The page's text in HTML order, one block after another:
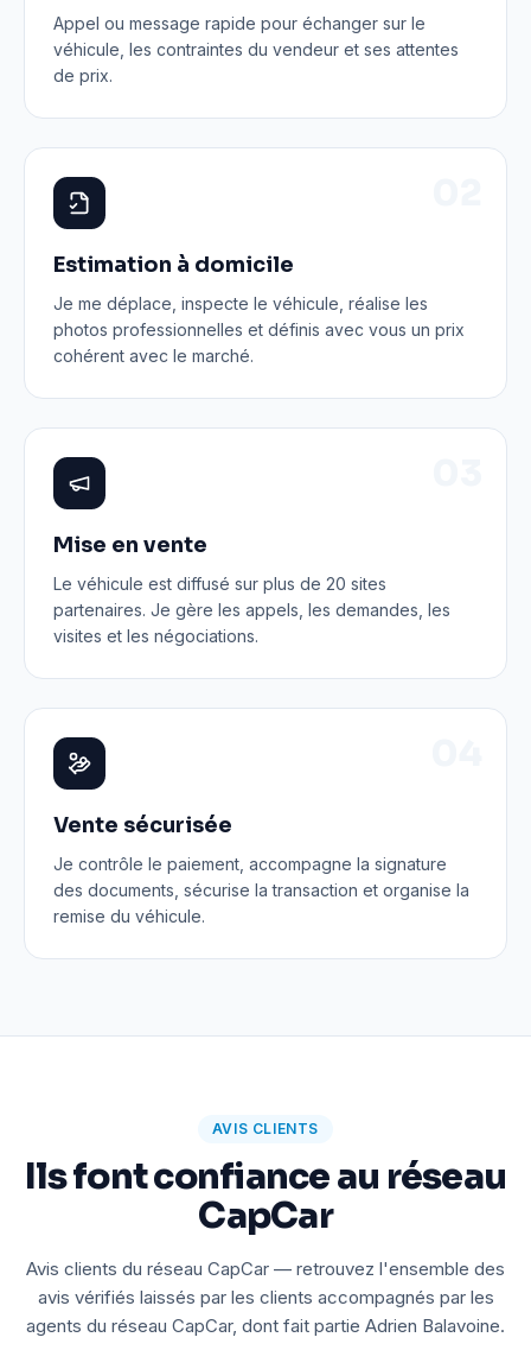
Appel ou message rapide pour échanger sur le
véhicule, les contraintes du vendeur et ses attentes
de prix.
Estimation à domicile
Je me déplace, inspecte le véhicule, réalise les
photos professionnelles et définis avec vous un prix
cohérent avec le marché.
Mise en vente
Le véhicule est diffusé sur plus de 20 sites
partenaires. Je gère les appels, les demandes, les
visites et les négociations.
Vente sécurisée
Je contrôle le paiement, accompagne la signature
des documents, sécurise la transaction et organise la
remise du véhicule.
AVIS CLIENTS
Ils font confiance au réseau
CapCar
Avis clients du réseau CapCar — retrouvez l'ensemble des
avis vérifiés laissés par les clients accompagnés par les
agents du réseau CapCar, dont fait partie Adrien Balavoine.